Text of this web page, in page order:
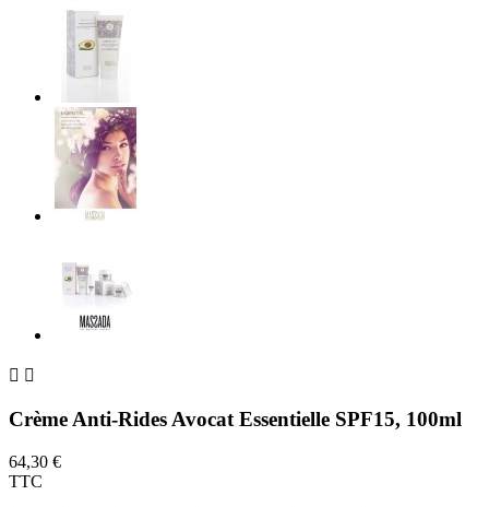
 
Crème Anti-Rides Avocat Essentielle SPF15, 100ml
64,30 €
TTC